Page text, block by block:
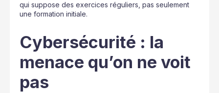
qui suppose des exercices réguliers, pas seulement
une formation initiale.
Cybersécurité : la
menace qu’on ne voit
pas